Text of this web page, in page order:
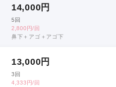
14,000 円
5回
2,800円/回
鼻下＋アゴ＋アゴ下
13,000 円
3回
4,333円/回